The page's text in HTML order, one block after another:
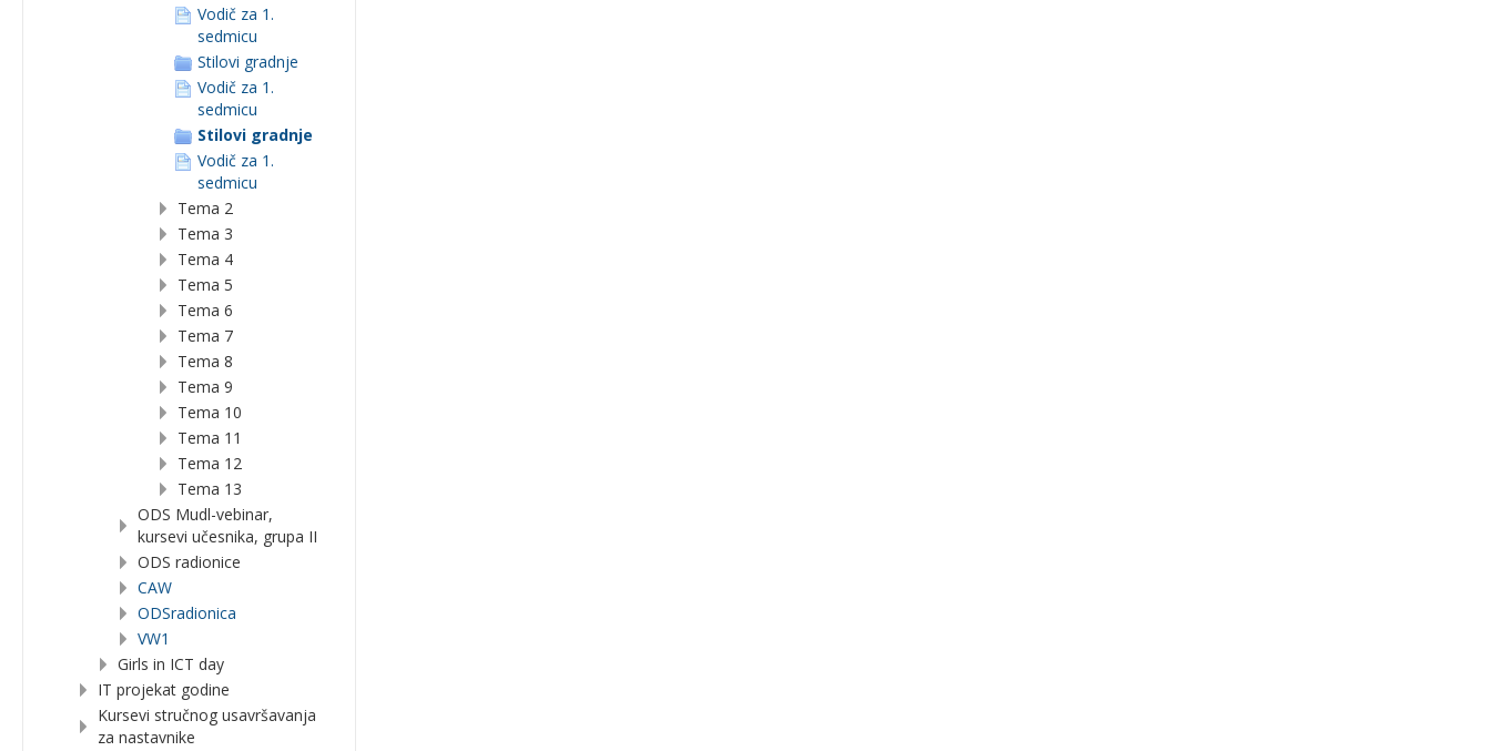
Vodič za 1.
sedmicu
Stilovi gradnje
Vodič za 1.
sedmicu
Stilovi gradnje
Vodič za 1.
sedmicu
Tema 2
Tema 3
Tema 4
Tema 5
Tema 6
Tema 7
Tema 8
Tema 9
Tema 10
Tema 11
Tema 12
Tema 13
ODS Mudl-vebinar,
kursevi učesnika, grupa II
ODS radionice
CAW
ODSradionica
VW1
Girls in ICT day
IT projekat godine
Kursevi stručnog usavršavanja
za nastavnike